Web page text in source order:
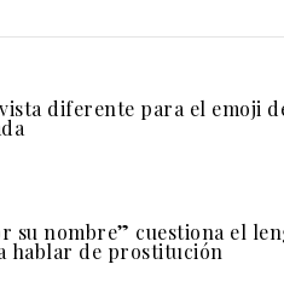
diferente para el emoji
su nombre” cuestiona el
hablar de prostitución